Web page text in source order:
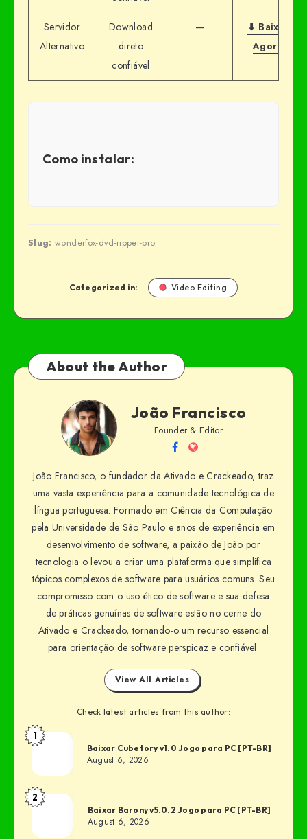
Servidor
Alternativo
Download
direto
confiável
—
⬇ Baixar
Agora
Como instalar:
Slug: wonderfox-dvd-ripper-pro
Categorized in: Video Editing
About the Author
João Francisco
Founder & Editor
João Francisco, o fundador da Ativado e Crackeado, traz
uma vasta experiência para a comunidade tecnológica de
língua portuguesa. Formado em Ciência da Computação
pela Universidade de São Paulo e anos de experiência em
desenvolvimento de software, a paixão de João por
tecnologia o levou a criar uma plataforma que simplifica
tópicos complexos de software para usuários comuns. Seu
compromisso com o uso ético de software e sua defesa
de práticas genuínas de software estão no cerne do
Ativado e Crackeado, tornando-o um recurso essencial
para orientação de software perspicaz e confiável.
View All Articles
Check latest articles from this author:
1
Baixar Cubetory v1.0 Jogo para PC [PT-BR]
August 6, 2026
2
Baixar Barony v5.0.2 Jogo para PC [PT-BR]
August 6, 2026